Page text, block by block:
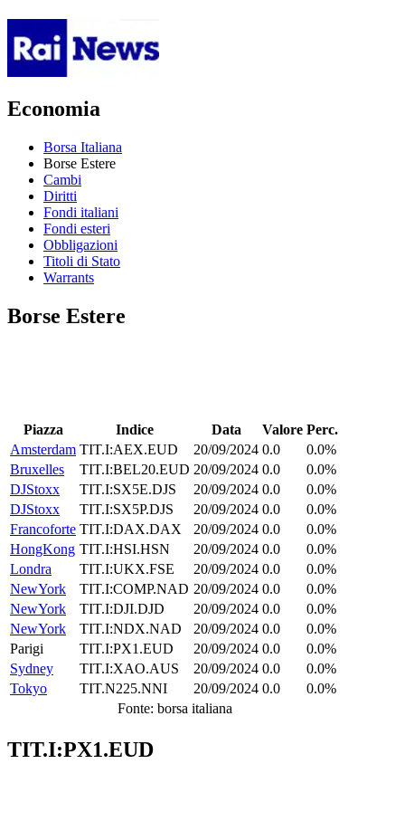
Economia
Borsa Italiana
Borse Estere
Cambi
Diritti
Fondi italiani
Fondi esteri
Obbligazioni
Titoli di Stato
Warrants
Borse Estere
Piazza Indice Data Valore Perc.
Amsterdam TIT.I:AEX.EUD 20/09/2024 0.0
0.0%
Bruxelles
TIT.I:BEL20.EUD 20/09/2024 0.0
0.0%
DJStoxx
TIT.I:SX5E.DJS 20/09/2024 0.0
0.0%
DJStoxx
TIT.I:SX5P.DJS 20/09/2024 0.0
0.0%
Francoforte TIT.I:DAX.DAX 20/09/2024 0.0
0.0%
HongKong TIT.I:HSI.HSN 20/09/2024 0.0
0.0%
Londra
TIT.I:UKX.FSE 20/09/2024 0.0
0.0%
NewYork
TIT.I:COMP.NAD 20/09/2024 0.0
0.0%
NewYork
TIT.I:DJI.DJD 20/09/2024 0.0
0.0%
NewYork
TIT.I:NDX.NAD 20/09/2024 0.0
0.0%
Parigi
TIT.I:PX1.EUD 20/09/2024 0.0
0.0%
Sydney
TIT.I:XAO.AUS 20/09/2024 0.0
0.0%
Tokyo
TIT.N225.NNI 20/09/2024 0.0
0.0%
Fonte: borsa italiana
TIT.I:PX1.EUD